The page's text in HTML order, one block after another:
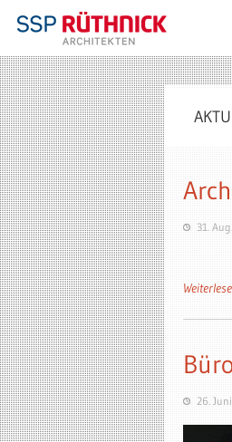
31.
26.